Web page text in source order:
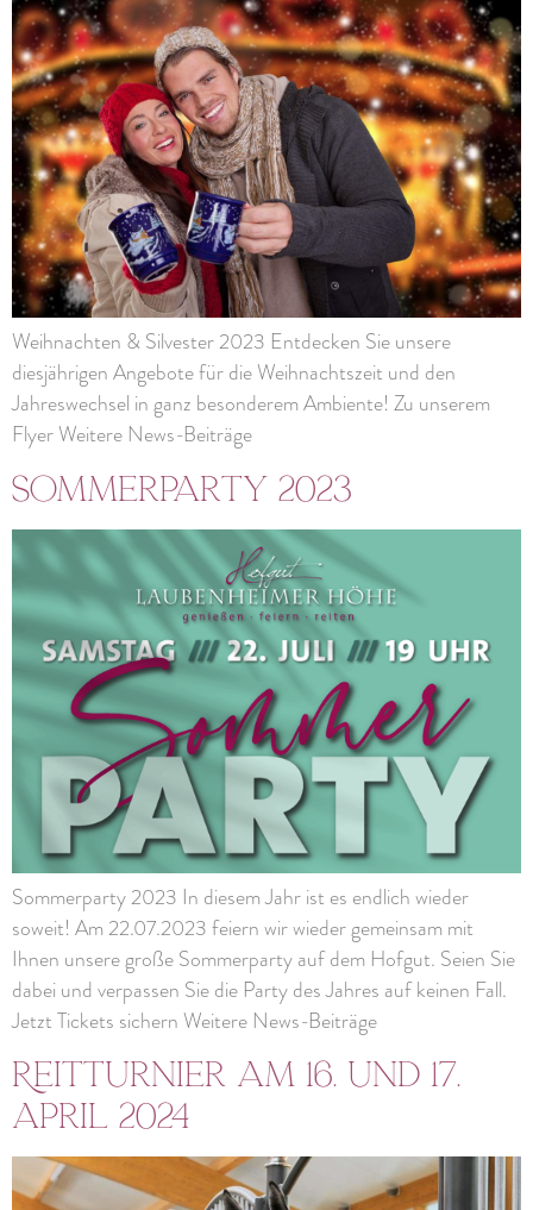
Weihnachten & Silvester 2023 Entdecken Sie unsere
diesjährigen Angebote für die Weihnachtszeit und den
Jahreswechsel in ganz besonderem Ambiente! Zu unserem
Flyer Weitere News-Beiträge
Sommerparty 2023
Sommerparty 2023 In diesem Jahr ist es endlich wieder
soweit! Am 22.07.2023 feiern wir wieder gemeinsam mit
Ihnen unsere große Sommerparty auf dem Hofgut. Seien Sie
dabei und verpassen Sie die Party des Jahres auf keinen Fall.
Jetzt Tickets sichern Weitere News-Beiträge
Reitturnier am 16. und 17.
April 2024